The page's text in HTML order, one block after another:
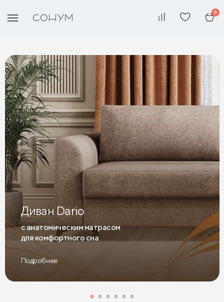
0
Диван Dario
с анатомическим матрасом
для комфортного сна
Подробнее